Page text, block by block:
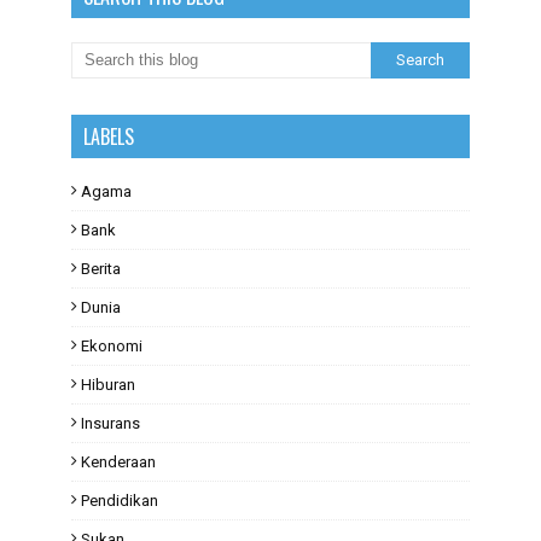
LABELS
Agama
Bank
Berita
Dunia
Ekonomi
Hiburan
Insurans
Kenderaan
Pendidikan